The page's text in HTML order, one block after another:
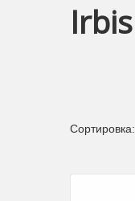
Irbis
Сортировка: